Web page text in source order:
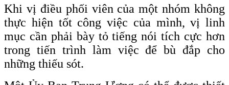
Khi vị điều phối viên của một nhóm không
thực hiện tốt công việc của mình, vị linh
mục cần phải bày tỏ tiếng nói tích cực hơn
trong tiến trình làm việc để bù đắp cho
những thiếu sót.